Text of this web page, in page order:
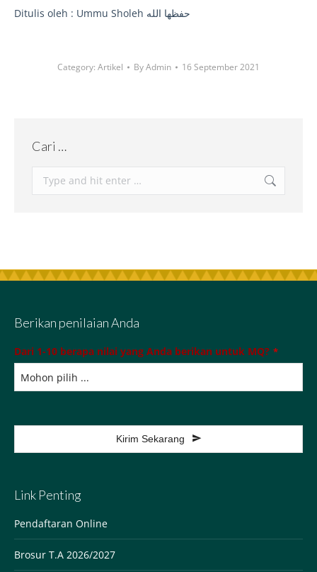
Ditulis oleh : Ummu Sholeh حفظها الله
Category: Artikel ByAdmin 16 September 2021
Cari …
Berikan penilaian Anda
Dari 1-10 berapa nilai yang Anda berikan untuk MQ? *
Kirim Sekarang
field
be
left
blank
Link Penting
Pendaftaran Online
Brosur T.A 2026/2027